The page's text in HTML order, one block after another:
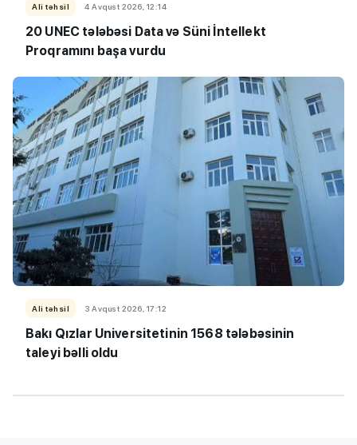
Ali təhsil 4 Avqust 2026, 12:14
20 UNEC tələbəsi Data və Süni İntellekt
Proqramını başa vurdu
Ali təhsil 3 Avqust 2026, 17:12
Bakı Qızlar Universitetinin 1568 tələbəsinin
taleyi bəlli oldu